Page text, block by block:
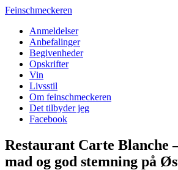
Feinschmeckeren
Anmeldelser
Anbefalinger
Begivenheder
Opskrifter
Vin
Livsstil
Om feinschmeckeren
Det tilbyder jeg
Facebook
Restaurant Carte
mad og god stemning på